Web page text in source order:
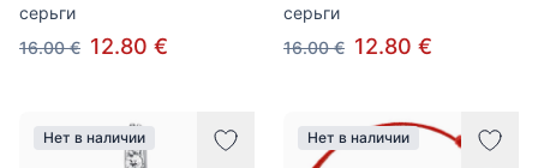
серьги
16.00 € 12.80 €
серьги
16.00 € 12.80 €
Нет в наличии Нет в наличии